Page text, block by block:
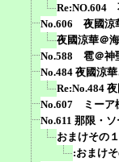
Re:NO.604
No.606 夜國涼
夜國涼華＠
No.588 雹＠神
No.484 夜國涼
Re:No.484
No.607 ミーア
No.611 那限・
おまけその
:おまけ